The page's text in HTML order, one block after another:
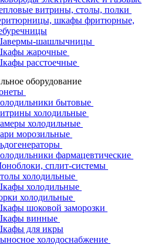
витрины, столы, полки
шкафы фритюрные,
шашлычницы
жарочные
расстоечные
оборудование
бытовые
холодильные
холодильные
морозильные
фармацевтические
сплит-системы
холодильные
холодильные
холодильные
шоковой заморозки
винные
для икры
холодоснабжение